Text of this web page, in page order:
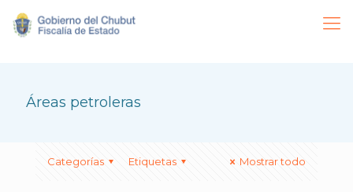
Áreas petroleras
Categorías Etiquetas Mostrar todo